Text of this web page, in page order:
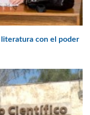
con el poder